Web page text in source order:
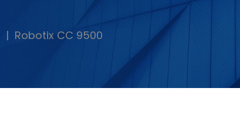
Robotix CC 9500